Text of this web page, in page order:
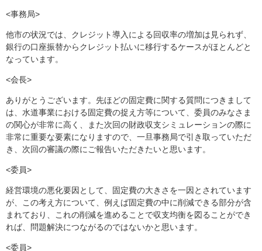
<事務局>
他市の状況では、クレジット導入による回収率の増加は見られず、
銀行の口座振替からクレジット払いに移行するケースがほとんどと
なっています。
<会長>
ありがとうございます。先ほどの固定費に関する質問につきまして
は、水道事業における固定費の捉え方等について、委員のみなさま
の関心が非常に高く、また次回の財政収支シミュレーションの際に
非常に重要な要素になりますので、一旦事務局で引き取っていただ
き、次回の審議の際にご報告いただきたいと思います。
<委員>
経営環境の悪化要因として、固定費の大きさを一因とされています
が、この考え方について、例えば固定費の中に削減できる部分が含
まれており、これの削減を進めることで収支均衡を図ることができ
れば、問題解決につながるのではないかと思います。
<委員>